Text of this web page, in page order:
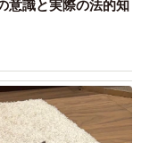
識と実際の法的知